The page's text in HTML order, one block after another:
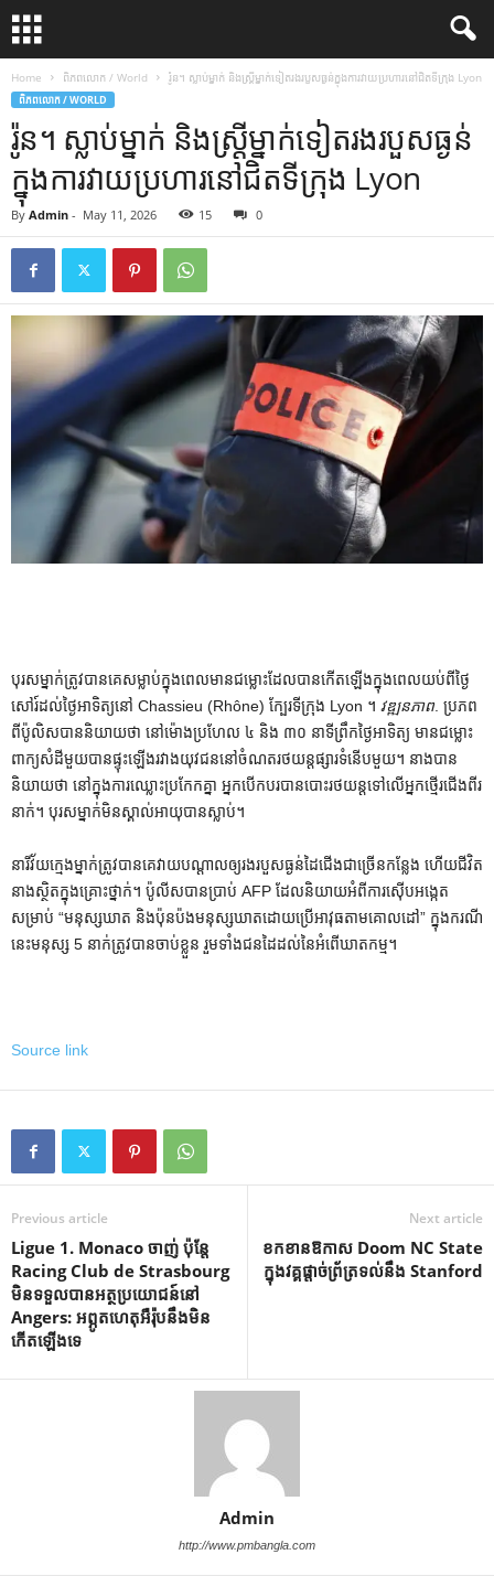
Home ពិភពលោក / World រ៉ូន។ ស្លាប់​ម្នាក់ និង​ស្ត្រី​ម្នាក់​ទៀត​រង​របួស​ធ្ងន់​ក្នុង​ការ​វាយ​ប្រហារ​នៅ​ជិត​ទីក្រុង Lyon
ពិភពលោក / WORLD
រ៉ូន។ ស្លាប់​ម្នាក់ និង​ស្ត្រី​ម្នាក់​ទៀត​រង​របួស​ធ្ងន់​
ក្នុង​ការ​វាយ​ប្រហារ​នៅ​ជិត​ទីក្រុង Lyon
By Admin - May 11, 2026 15 0
បុរស​ម្នាក់​ត្រូវ​បាន​គេ​សម្លាប់​ក្នុង​ពេល​មាន​ជម្លោះ​ដែល​បាន​កើត​ឡើង​ក្នុង​ពេល​យប់​ពី​ថ្ងៃ​
សៅរ៍​ដល់​ថ្ងៃ​អាទិត្យ​នៅ Chassieu (Rhône) ក្បែរ​ទីក្រុង Lyon ។ វឌ្ឍនភាព . ប្រភព​
ពី​ប៉ូលិស​បាន​និយាយ​ថា នៅ​ម៉ោង​ប្រហែល ៤ និង ៣០ នាទី​ព្រឹក​ថ្ងៃ​អាទិត្យ មាន​ជម្លោះ​
ពាក្យ​សំដី​មួយ​បាន​ផ្ទុះ​ឡើង​រវាង​យុវជន​នៅ​ចំណត​រថយន្ត​ផ្សារ​ទំនើប​មួយ។ នាង​បាន​
និយាយ​ថា នៅ​ក្នុង​ការ​ឈ្លោះ​ប្រកែក​គ្នា អ្នក​បើក​បរ​បាន​បោះ​រថយន្ត​ទៅ​លើ​អ្នក​ថ្មើរ​ជើង​ពីរ​
នាក់​។ បុរស​ម្នាក់​មិន​ស្គាល់​អាយុ​បាន​ស្លាប់​។
នារី​វ័យ​ក្មេង​ម្នាក់​ត្រូវ​បាន​គេ​វាយ​បណ្ដាល​ឲ្យ​រង​របួស​ធ្ងន់​ដៃ​ជើង​ជា​ច្រើន​កន្លែង ហើយ​ជីវិត​
នាង​ស្ថិត​ក្នុង​គ្រោះ​ថ្នាក់។ ប៉ូលីសបានប្រាប់ AFP ដែលនិយាយអំពីការស៊ើបអង្កេត
សម្រាប់ “មនុស្សឃាត និងប៉ុនប៉ងមនុស្សឃាតដោយប្រើអាវុធតាមគោលដៅ” ក្នុងករណី
នេះមនុស្ស 5 នាក់ត្រូវបានចាប់ខ្លួន រួមទាំងជនដៃដល់នៃអំពើឃាតកម្ម។
Source link
Previous article
Ligue 1. Monaco ចាញ់ ប៉ុន្តែ
Racing Club de Strasbourg
មិនទទួលបានអត្ថប្រយោជន៍នៅ
Angers: អព្ភូតហេតុអឺរ៉ុបនឹងមិន
កើតឡើងទេ
Next article
ខកខានឱកាស Doom NC State
ក្នុងវគ្គផ្តាច់ព្រ័ត្រទល់នឹង Stanford
Admin
http://www.pmbangla.com